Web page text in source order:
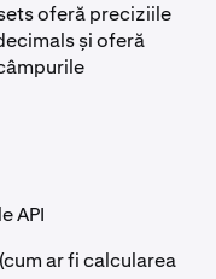
oferă preciziile
și oferă
API
ar fi calcularea